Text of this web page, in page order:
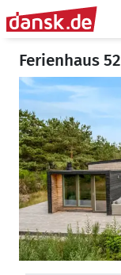
Ferienhaus